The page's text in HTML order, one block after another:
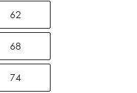
62
68
74